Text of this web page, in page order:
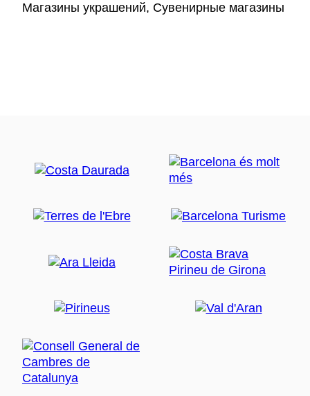
Магазины украшений, Сувенирные магазины